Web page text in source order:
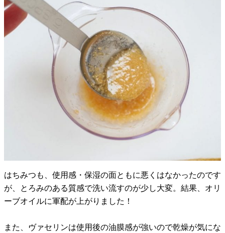
はちみつも、使用感・保湿の面ともに悪くはなかったのです
が、とろみのある質感で洗い流すのが少し大変。結果、オリ
ーブオイルに軍配が上がりました！
また、ヴァセリンは使用後の油膜感が強いので乾燥が気にな